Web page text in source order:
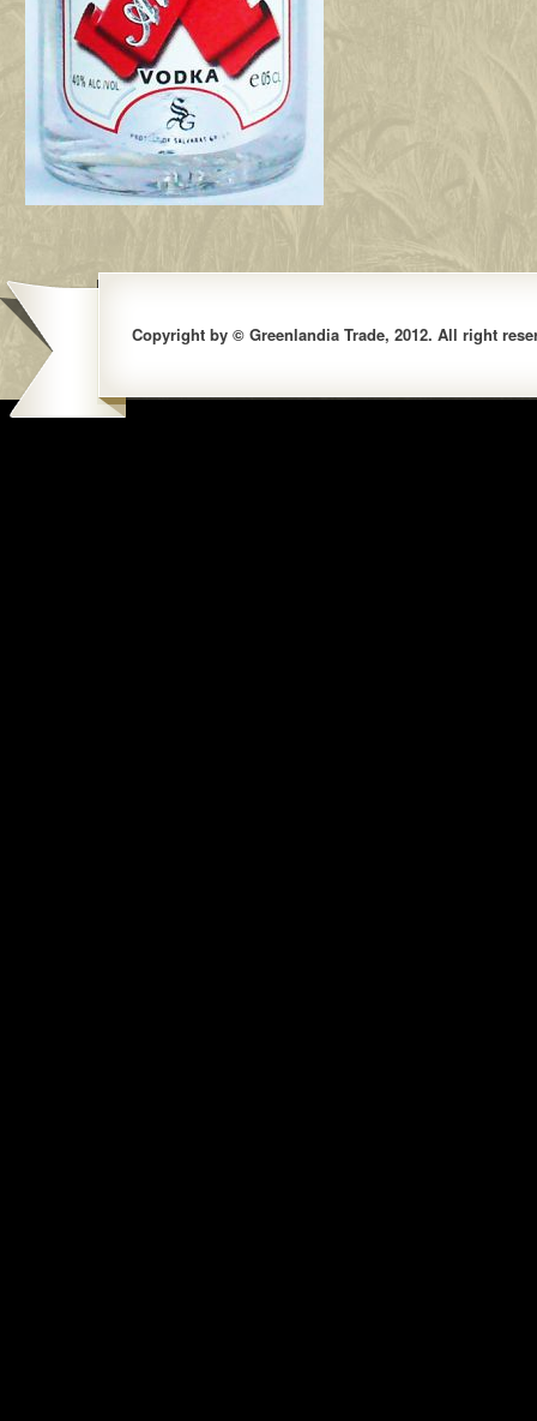
Copyright by © Greenlandia Trade, 2012. All right